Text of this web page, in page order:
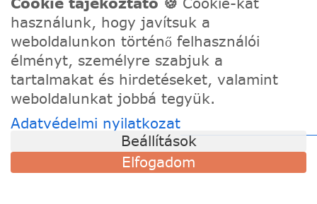
Facebook Messenger
Csatlakozz 19.000 fős
Facebook csoportunkhoz!
használunk, hogy javítsuk a
weboldalunkon történő felhasználói
élményt, személyre szabjuk a
tartalmakat és hirdetéseket, valamint
weboldalunkat jobbá tegyük.
Adatvédelmi nyilatkozat
Beállítások
Elfogadom